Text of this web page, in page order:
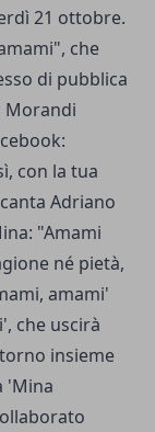
21 ottobre.
che
di pubblica
Morandi
con la tua
Adriano
"Amami
né pietà,
amami'
che uscirà
insieme
'Mina